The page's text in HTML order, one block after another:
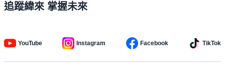
追蹤緯來 掌握未來
YouTube Instagram Facebook TikTok